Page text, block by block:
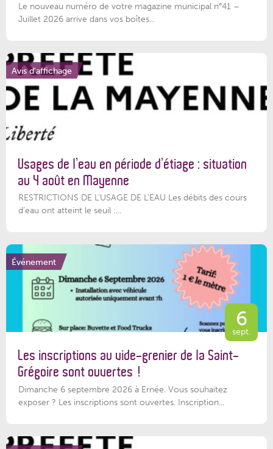
Le nouveau numéro de votre magazine municipal n°41 –
Juillet 2026 arrive dans vos boîtes...
Avis d'affichage
Usages de l’eau en période d’étiage : situation
au 4 août en Mayenne
RESTRICTIONS DE L’USAGE DE L’EAU Les débits des cours
d'eau ont atteint le seuil :...
Événement
6
sept.
Les inscriptions au vide-grenier de la Saint-
Grégoire sont ouvertes !
Dimanche 6 septembre 2026 à Ernée. Vous souhaitez
exposer ? Les inscriptions sont ouvertes. Inscription...